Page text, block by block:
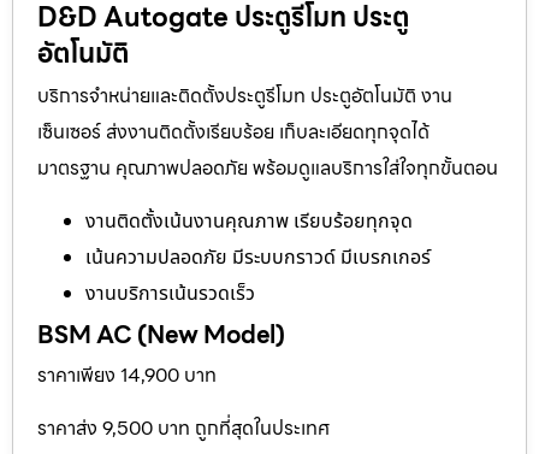
D&D Autogate ประตูรีโมท ประตู
อัตโนมัติ
บริการจำหน่ายและติดตั้งประตูรีโมท ประตูอัตโนมัติ งาน
เซ็นเซอร์ ส่งงานติดตั้งเรียบร้อย เก็บละเอียดทุกจุดได้
มาตรฐาน คุณภาพปลอดภัย พร้อมดูแลบริการใส่ใจทุกขั้นตอน
งานติดตั้งเน้นงานคุณภาพ เรียบร้อยทุกจุด
เน้นความปลอดภัย มีระบบกราวด์ มีเบรกเกอร์
งานบริการเน้นรวดเร็ว
BSM AC (New Model)
ราคาเพียง 14,900 บาท
ราคาส่ง 9,500 บาท ถูกที่สุดในประเทศ